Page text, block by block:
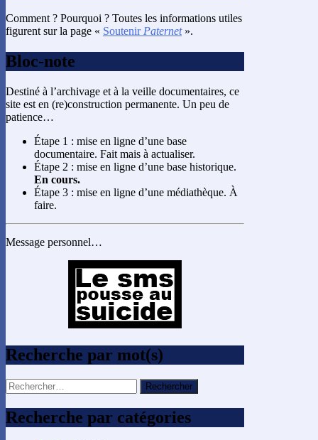
Comment ? Pourquoi ? Toutes les informations utiles
figurent sur la page « Soutenir Paternet».
Bloc-note
Destiné à l’archivage et à la veille documentaires, ce
site est en (re)construction permanente. Un peu de
patience…
Étape 1 : mise en ligne d’une base
documentaire. Fait mais à actualiser.
Étape 2 : mise en ligne d’une base historique.
En cours.
Étape 3 : mise en ligne d’une médiathèque. À
faire.
Message personnel…
Recherche par mot(s)
Rechercher :
Recherche par catégories